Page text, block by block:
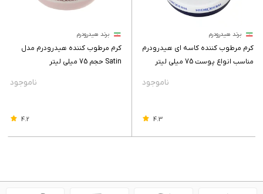
برند هیدرودرم
کرم مرطوب کننده کاسه ای هیدرودرم
مناسب انواع پوست 75 میلی لیتر
4.3
برند هیدرودرم
کرم مرطوب کننده هیدرودرم مدل
Satin حجم 75 میلی لیتر
4.2